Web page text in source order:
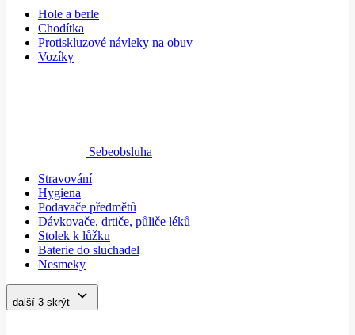
Hole a berle
Chodítka
Protiskluzové návleky na obuv
Vozíky
Sebeobsluha
Stravování
Hygiena
Podavače předmětů
Dávkovače, drtiče, půliče léků
Stolek k lůžku
Baterie do sluchadel
Nesmeky
další 3 skrýt